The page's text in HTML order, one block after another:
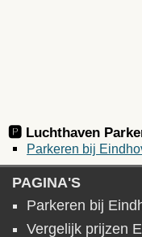
🅿️ Luchthaven
Parkeren bij
PAGINA'S
Parkeren bij
Vergelijk prijzen